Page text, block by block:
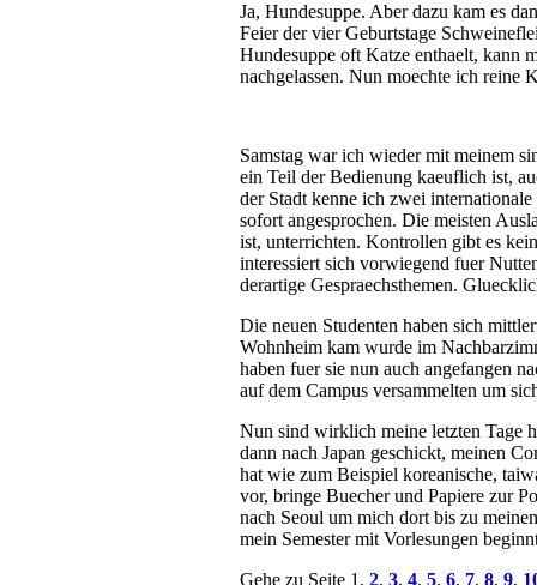
Ja, Hundesuppe. Aber dazu kam es
Feier der vier Geburtstage
Hundesuppe oft Katze enthaelt, kann
nachgelassen. Nun moechte ich reine
Samstag war ich wieder mit meinem
ein Teil der Bedienung kaeuflich ist,
der Stadt kenne ich zwei
sofort angesprochen. Die meisten
ist, unterrichten. Kontrollen gibt es
interessiert sich vorwiegend fuer
derartige Gespraechsthemen.
Die neuen Studenten haben sich
Wohnheim kam wurde im
haben fuer sie nun auch angefangen
auf dem Campus versammelten um
Nun sind wirklich meine letzten Tage
dann nach Japan geschickt, meinen
hat wie zum Beispiel koreanische,
vor, bringe Buecher und Papiere zur
nach Seoul um mich dort bis zu
mein Semester mit Vorlesungen
Gehe zu Seite 1, 2, 3, 4, 5, 6, 7, 8, 9,